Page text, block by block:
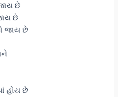
છે
છે
જાય છે
હોય છે